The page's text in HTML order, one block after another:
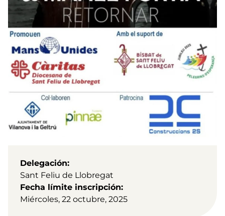
Delegación
Sant Feliu de Llobregat
Fecha límite inscripción
Miércoles, 22 octubre, 2025